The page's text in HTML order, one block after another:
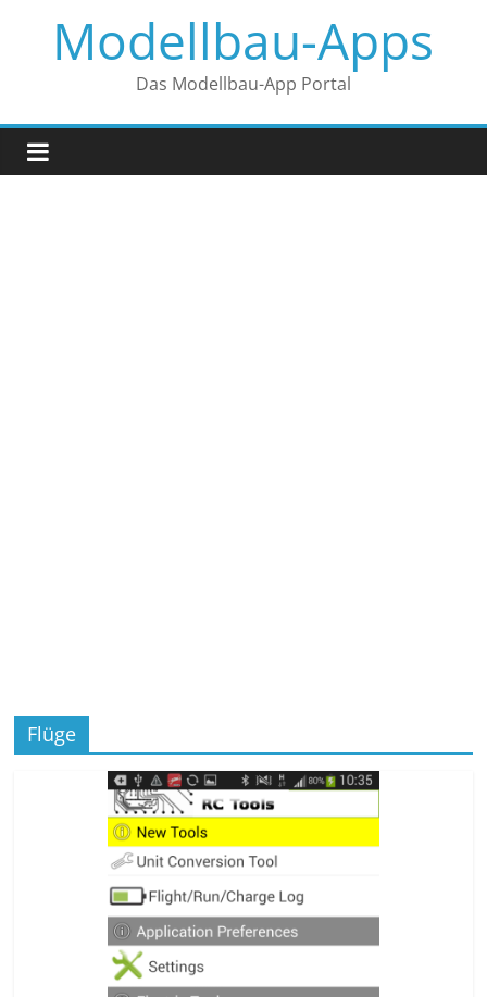
springenModellbau-Apps
Das Modellbau-App Portal
Flüge